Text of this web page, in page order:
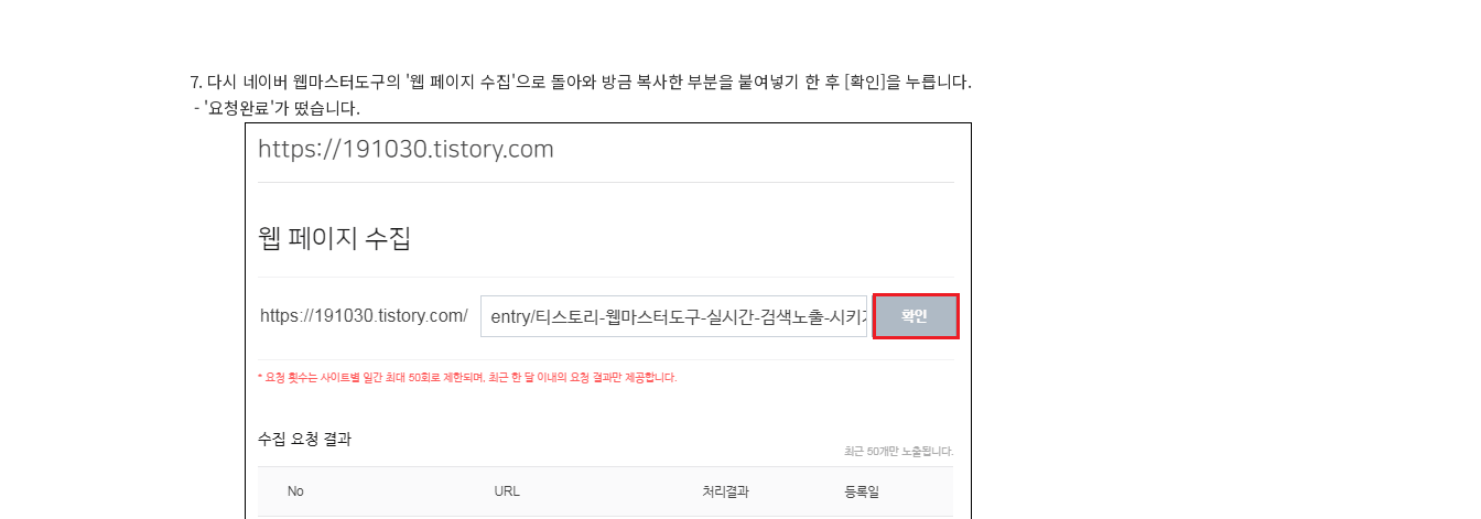
7. 다시 네이버 웹마스터도구의 '웹 페이지 수집'으로 돌아와 방금 복사한 부분을 붙여넣기 한 후 [확인]을 누릅니다.
- '요청완료'가 떴습니다.